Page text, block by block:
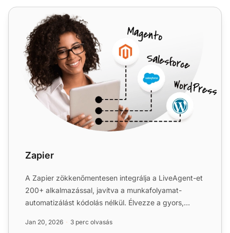
Zapier
Zapier
A Zapier zökkenőmentesen integrálja a LiveAgent-et
200+ alkalmazással, javítva a munkafolyamat-
automatizálást kódolás nélkül. Élvezze a gyors,
Jan 20, 2026 3 perc olvasás